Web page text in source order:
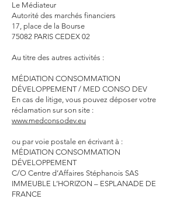
Le Médiateur
Autorité des marchés financiers
17, place de la Bourse
75082 PARIS CEDEX 02
Au titre des autres activités :
MÉDIATION CONSOMMATION
DÉVELOPPEMENT / MED CONSO DEV
En cas de litige, vous pouvez déposer votre
réclamation sur son site :
www.medconsodev.eu
ou par voie postale en écrivant à :
MÉDIATION CONSOMMATION
DÉVELOPPEMENT
C/O Centre d’Affaires Stéphanois SAS
IMMEUBLE L’HORIZON – ESPLANADE DE
FRANCE